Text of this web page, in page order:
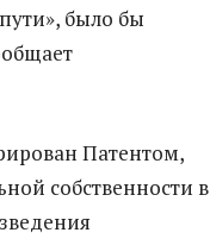
было бы
Патентом,
собственности в